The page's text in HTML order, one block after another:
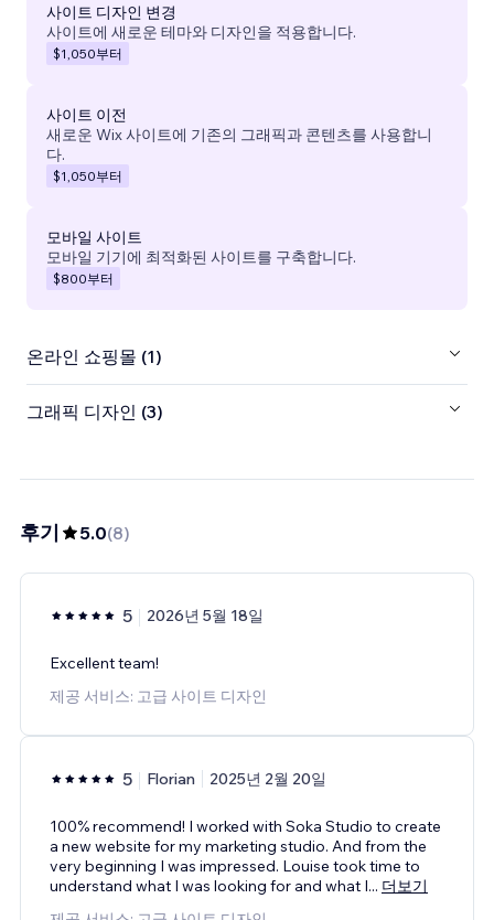
사이트 디자인 변경
사이트에 새로운 테마와 디자인을 적용합니다.
$1,050부터
사이트 이전
새로운 Wix 사이트에 기존의 그래픽과 콘텐츠를 사용합니
다.
$1,050부터
모바일 사이트
모바일 기기에 최적화된 사이트를 구축합니다.
$800부터
온라인 쇼핑몰 (1)
그래픽 디자인 (3)
후기 5.0(8)
5 2026년 5월 18일
Excellent team!
제공 서비스: 고급 사이트 디자인
5 Florian 2025년 2월 20일
100% recommend! I worked with Soka Studio to create
a new website for my marketing studio. And from the
very beginning I was impressed. Louise took time to
understand what I was looking for and what I... 더보기